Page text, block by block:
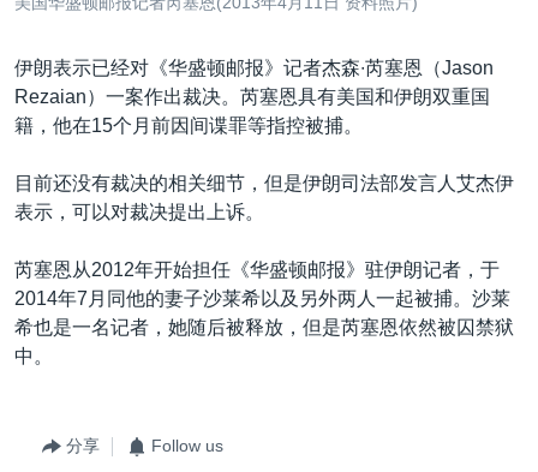
美国之音专访
重要讲话与声明
南中国海争端
关注新疆
GEN Z 看美国
伊朗表示已经对《华盛顿邮报》记者杰森∙芮塞恩（Jason
Rezaian）一案作出裁决。芮塞恩具有美国和伊朗双重国
籍，他在15个月前因间谍罪等指控被捕。
目前还没有裁决的相关细节，但是伊朗司法部发言人艾杰伊
表示，可以对裁决提出上诉。
芮塞恩从2012年开始担任《华盛顿邮报》驻伊朗记者，于
2014年7月同他的妻子沙莱希以及另外两人一起被捕。沙莱
希也是一名记者，她随后被释放，但是芮塞恩依然被囚禁狱
中。
分享 Follow us